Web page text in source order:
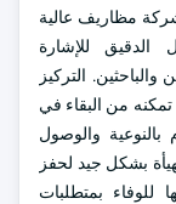
مظاريف عالية
الدقيق للإشارة
التركيز
تمكنه من البقاء في
بالنوعية والوصول
بشكل جيد لحفز
للوفاء بمتطلبات